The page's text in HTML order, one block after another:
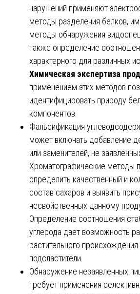
нарушений применяют
методы разделения белков,
методы обнаружения
также определение
характерного для различных
Химическая экспертиза
применением этих методов
идентифицировать природу
компонентов.
Фальсификация
может включать добавление
или заменителей, не
Хроматографические методы
определить качественный и
состав сахаров и выявить
несвойственных данному
Определение соотношения
углерода дает возможность
растительного происхождения
подсластители.
Обнаружение незаявленных
требует применения